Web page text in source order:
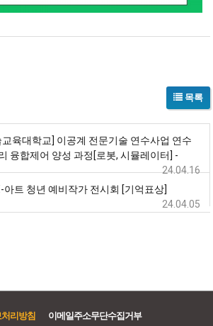
목록
교육대학교] 이공계 전문기술 연수사업 연수
융합제어 양성 과정[로봇, 시뮬레이터] -
24.04.16
아트 청년 예비작가 전시회 [기억표상]
24.04.05
리방침 이메일주소무단수집거부